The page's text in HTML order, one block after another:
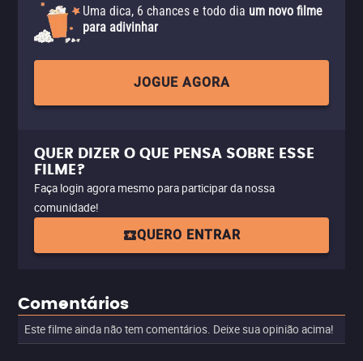
Uma dica, 6 chances e todo dia um novo filme
para adivinhar
JOGUE AGORA
QUER DIZER O QUE PENSA SOBRE ESSE
FILME?
Faça login agora mesmo para participar da nossa
comunidade!
QUERO ENTRAR
Comentários
Este filme ainda não tem comentários. Deixe sua opinião acima!